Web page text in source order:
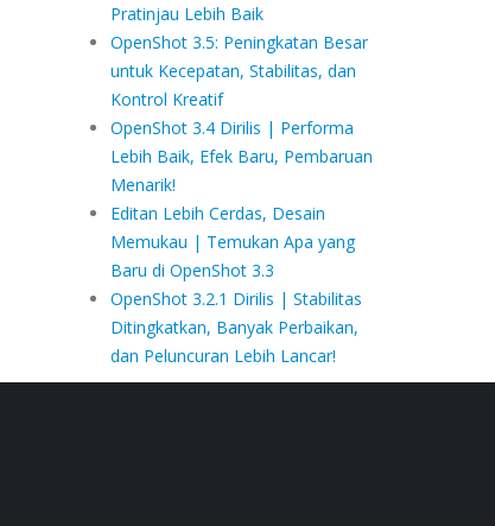
Pratinjau Lebih Baik
OpenShot 3.5: Peningkatan Besar
untuk Kecepatan, Stabilitas, dan
Kontrol Kreatif
OpenShot 3.4 Dirilis | Performa
Lebih Baik, Efek Baru, Pembaruan
Menarik!
Editan Lebih Cerdas, Desain
Memukau | Temukan Apa yang
Baru di OpenShot 3.3
OpenShot 3.2.1 Dirilis | Stabilitas
Ditingkatkan, Banyak Perbaikan,
dan Peluncuran Lebih Lancar!